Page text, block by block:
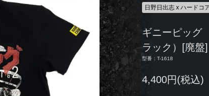
日野日出志 x ハードコ
ギニーピッグ
ラック）[廃盤]
型番：T-1618
4,400円(税込)